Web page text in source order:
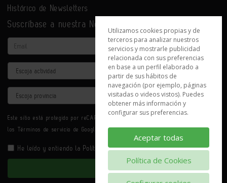
Histórico de Newsletters
Suscríbase a nuestra Newsletter
Email
Actividad
Provincia
Este sitio está protegido por reCAPTCHA y se aplican la
los Términos de servicio de Google.
He leído y entiendo la Política de Privacidad
Enviar
Utilizamos cookies propias y de
terceros para analizar nuestros
servicios y mostrarle publicidad
relacionada con sus preferencias
en base a un perfil elaborado a
partir de sus hábitos de
navegación (por ejemplo, páginas
visitadas o videos vistos). Puedes
obtener más información y
configurar sus preferencias.
Aceptar todas
Política de Cookies